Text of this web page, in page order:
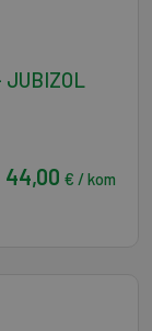
44,00 € / kom